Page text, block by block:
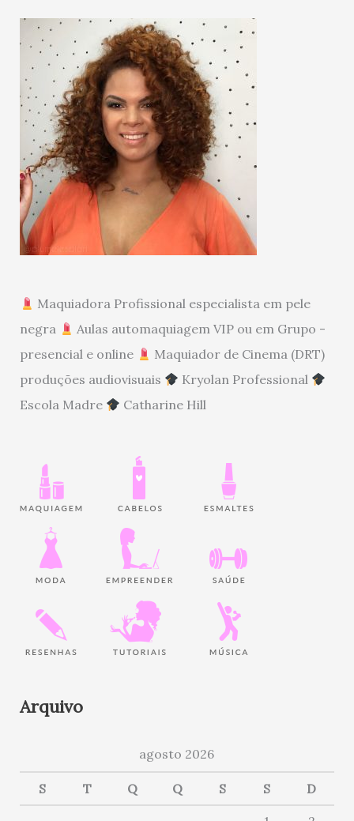
Maquiadora Profissional especialista em pele
negra
Aulas automaquiagem VIP ou em Grupo -
presencial e online
Maquiador de Cinema (DRT)
produções audiovisuais
Kryolan Professional
Escola Madre
Catharine Hill
Arquivo
agosto 2026
S T Q Q S S D